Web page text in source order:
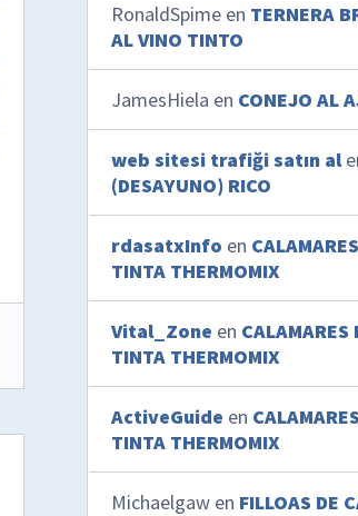
RonaldSpime en TERNERA
AL VINO TINTO
JamesHiela en CONEJO AL
web sitesi trafiği satın al
(DESAYUNO) RICO
rdasatxInfo en
TINTA THERMOMIX
Vital_Zone en CALAMARES
TINTA THERMOMIX
ActiveGuide en
TINTA THERMOMIX
Michaelgaw en FILLOAS DE